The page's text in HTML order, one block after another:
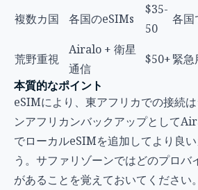
複数カ国
各国のeSIMs
$35-
50
各国
荒野重視
Airalo + 衛星
通信
$50+緊
本質的なポイント
eSIMにより、東アフリカでの接続
ンアフリカンバックアップとして
でローカルeSIMを追加してより良
う。サファリゾーンではどのプロバ
があることを覚えておいてください。